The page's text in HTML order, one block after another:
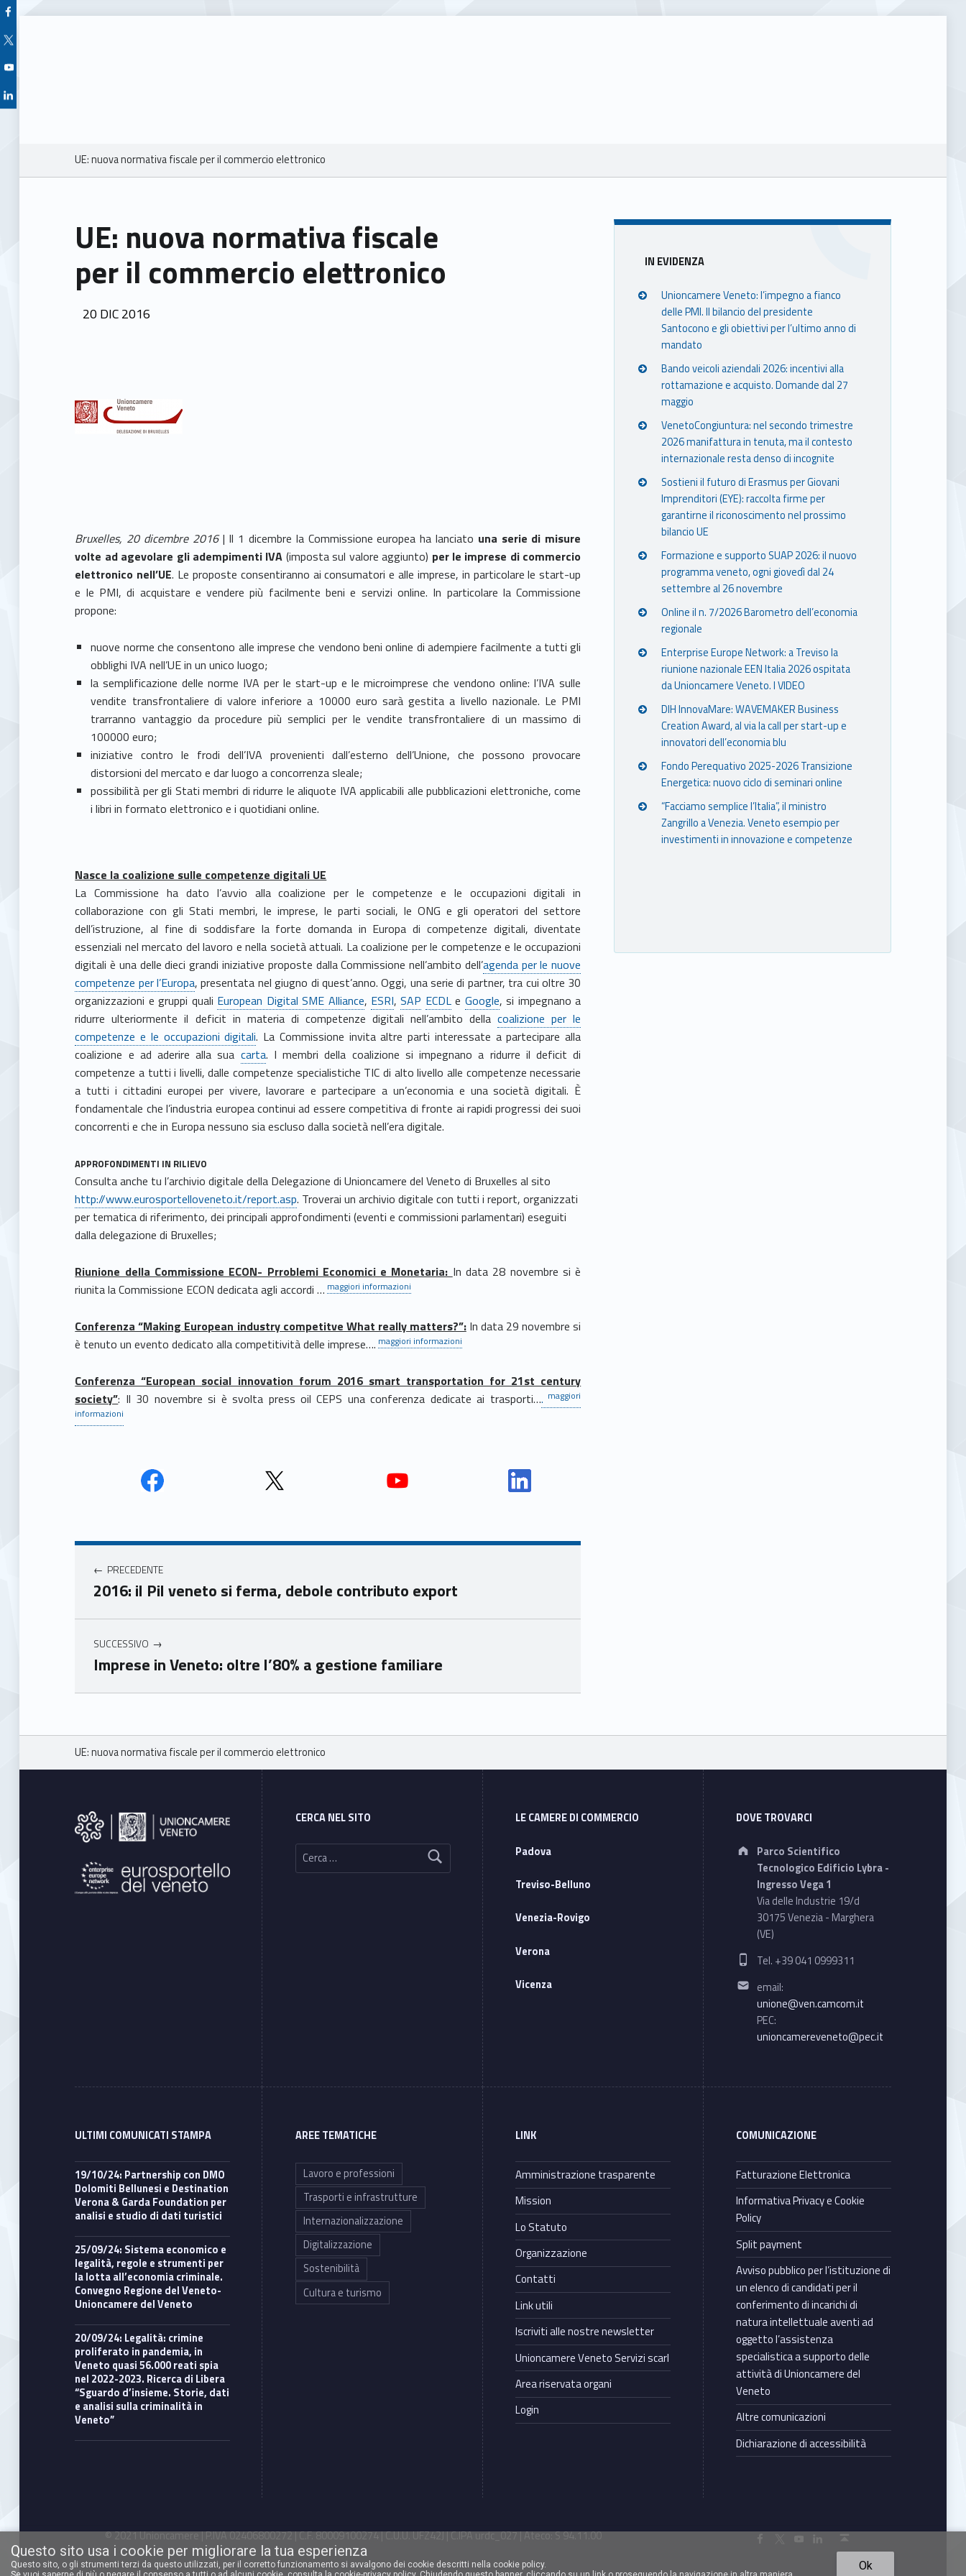
Facebook Unioncamere Veneto
Twitter Unioncamere Veneto
Youtube Unioncamere Veneto
Linkedin Unioncamere Veneto
Breadcrumbs navigation
UE: nuova normativa fiscale per il commercio elettronico
UE: nuova normativa fiscale
per il commercio elettronico
POSTED ON:
20 DIC2016
Bruxelles, 20 dicembre 2016| Il 1 dicembre la Commissione europea ha lanciato una serie di misure
volte ad agevolare gli adempimenti IVA (imposta sul valore aggiunto) per le imprese di commercio
elettronico nell’UE. Le proposte consentiranno ai consumatori e alle imprese, in particolare le start-up
e le PMI, di acquistare e vendere più facilmente beni e servizi online. In particolare la Commissione
propone:
nuove norme che consentono alle imprese che vendono beni online di adempiere facilmente a tutti gli
obblighi IVA nell’UE in un unico luogo;
la semplificazione delle norme IVA per le start-up e le microimprese che vendono online: l’IVA sulle
vendite transfrontaliere di valore inferiore a 10000 euro sarà gestita a livello nazionale. Le PMI
trarranno vantaggio da procedure più semplici per le vendite transfrontaliere di un massimo di
100000 euro;
iniziative contro le frodi dell’IVA provenienti dall’esterno dell’Unione, che possono provocare
distorsioni del mercato e dar luogo a concorrenza sleale;
possibilità per gli Stati membri di ridurre le aliquote IVA applicabili alle pubblicazioni elettroniche, come
i libri in formato elettronico e i quotidiani online.
Nasce la coalizione sulle competenze digitali UE
La Commissione ha dato l’avvio alla coalizione per le competenze e le occupazioni digitali in
collaborazione con gli Stati membri, le imprese, le parti sociali, le ONG e gli operatori del settore
dell’istruzione, al fine di soddisfare la forte domanda in Europa di competenze digitali, diventate
essenziali nel mercato del lavoro e nella società attuali. La coalizione per le competenze e le occupazioni
digitali è una delle dieci grandi iniziative proposte dalla Commissione nell’ambito dell’agenda per le nuove
competenze per l’Europa, presentata nel giugno di quest’anno. Oggi, una serie di partner, tra cui oltre 30
organizzazioni e gruppi quali European Digital SME Alliance, ESRI,SAP ECDLe Google, si impegnano a
ridurre ulteriormente il deficit in materia di competenze digitali nell’ambito dellacoalizione per le
competenze e le occupazioni digitali. La Commissione invita altre parti interessate a partecipare alla
coalizione e ad aderire alla sua carta. I membri della coalizione si impegnano a ridurre il deficit di
competenze a tutti i livelli, dalle competenze specialistiche TIC di alto livello alle competenze necessarie
a tutti i cittadini europei per vivere, lavorare e partecipare a un’economia e una società digitali. È
fondamentale che l’industria europea continui ad essere competitiva di fronte ai rapidi progressi dei suoi
concorrenti e che in Europa nessuno sia escluso dalla società nell’era digitale.
APPROFONDIMENTI IN RILIEVO
Consulta anche tu l’archivio digitale della Delegazione di Unioncamere del Veneto di Bruxelles al sito
http://www.eurosportelloveneto.it/report.asp. Troverai un archivio digitale con tutti i report, organizzati
per tematica di riferimento, dei principali approfondimenti (eventi e commissioni parlamentari) eseguiti
dalla delegazione di Bruxelles;
Riunione della Commissione ECON- Prroblemi Economici e Monetaria: In data 28 novembre si è
riunita la Commissione ECON dedicata agli accordi … maggiori informazioni
Conferenza “Making European industry competitve What really matters?”: In data 29 novembre si
è tenuto un evento dedicato alla competitività delle imprese…. maggiori informazioni
Conferenza “European social innovation forum 2016 smart transportation for 21st century
society”: Il 30 novembre si è svolta press oil CEPS una conferenza dedicate ai trasporti…. maggiori
informazioni
Unio
mer
Unio
e
Unio
e
Unio
Navigazione articoli
PRECEDENTE
2016: il Pil veneto si ferma, debole contributo export
SUCCESSIVO
Imprese in Veneto: oltre l’80% a gestione familiare
Skip back to main navigation
Sidebar
IN EVIDENZA
Unioncamere Veneto: l’impegno a fianco
delle PMI. Il bilancio del presidente
Santocono e gli obiettivi per l’ultimo anno di
mandato
Bando veicoli aziendali 2026: incentivi alla
rottamazione e acquisto. Domande dal 27
maggio
VenetoCongiuntura: nel secondo trimestre
2026 manifattura in tenuta, ma il contesto
internazionale resta denso di incognite
Sostieni il futuro di Erasmus per Giovani
Imprenditori (EYE): raccolta firme per
garantirne il riconoscimento nel prossimo
bilancio UE
Formazione e supporto SUAP 2026: il nuovo
programma veneto, ogni giovedì dal 24
settembre al 26 novembre
Online il n. 7/2026 Barometro dell’economia
regionale
Enterprise Europe Network: a Treviso la
riunione nazionale EEN Italia 2026 ospitata
da Unioncamere Veneto. I VIDEO
DIH InnovaMare: WAVEMAKER Business
Creation Award, al via la call per start-up e
innovatori dell’economia blu
Fondo Perequativo 2025-2026 Transizione
Energetica: nuovo ciclo di seminari online
“Facciamo semplice l’Italia”, il ministro
Zangrillo a Venezia. Veneto esempio per
investimenti in innovazione e competenze
Breadcrumbs navigation
UE: nuova normativa fiscale per il commercio elettronico
Footer sidebar
CERCA NEL SITO
Ricerca per:
LE CAMERE DI COMMERCIO
Padova
Treviso-Belluno
Venezia-Rovigo
Verona
Vicenza
DOVE TROVARCI
Address:
Parco Scientifico
Tecnologico Edificio Lybra -
Ingresso Vega 1
Via delle Industrie 19/d
30175 Venezia - Marghera
(VE)
Phone number:
Tel. +39 041 0999311
Email address:
email:
unione@ven.camcom.it
PEC:
unioncamereveneto@pec.it
ULTIMI COMUNICATI STAMPA
19/10/24: Partnership con DMO
Dolomiti Bellunesi e Destination
Verona & Garda Foundation per
analisi e studio di dati turistici
25/09/24: Sistema economico e
legalità, regole e strumenti per
la lotta all’economia criminale.
Convegno Regione del Veneto-
Unioncamere del Veneto
20/09/24: Legalità: crimine
proliferato in pandemia, in
Veneto quasi 56.000 reati spia
nel 2022-2023. Ricerca di Libera
“Sguardo d’insieme. Storie, dati
e analisi sulla criminalità in
Veneto”
AREE TEMATICHE
Lavoro e professioni
Trasporti e infrastrutture
Internazionalizzazione
Digitalizzazione
Sostenibilità
Cultura e turismo
LINK
Amministrazione trasparente
Mission
Lo Statuto
Organizzazione
Contatti
Link utili
Iscriviti alle nostre newsletter
Unioncamere Veneto Servizi scarl
Area riservata organi
Login
COMUNICAZIONE
Fatturazione Elettronica
Informativa Privacy e Cookie
Policy
Split payment
Avviso pubblico per l’istituzione di
un elenco di candidati per il
conferimento di incarichi di
natura intellettuale aventi ad
oggetto l’assistenza
specialistica a supporto delle
attività di Unioncamere del
Veneto
Altre comunicazioni
Dichiarazione di accessibilità
© 2021 Unioncamere | P.IVA 02406800272 | C.F. 80009100274 | C.U.U. UFZ42J | C.IPA urdc_027 | Ateco: S 94.11.00 Facebook Unioncamere VenetoTwitter Unioncamere VenetoYoutube Unioncamere VenetoLinkedin Unioncamere Veneto Torna in cima ↑
Questo sito usa i cookie per migliorare la tua esperienza
Questo sito, o gli strumenti terzi da questo utilizzati, per il corretto funzionamento si avvalgono dei cookie descritti nella cookie policy.
Ok